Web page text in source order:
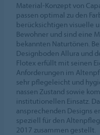
Material-Konzept von
passen optimal zu den
berücksichtigen visuelle
Bewohner und sind eine
bekannten Naturtönen.
Designboden Allura und
Flotex erfüllt mit seinen
Anforderungen im
sehr pflegeleicht und
nassen Zustand sowie
institutionellen Einsatz.
ansprechenden Designs
speziell für den
2017 zusammen gestellt.